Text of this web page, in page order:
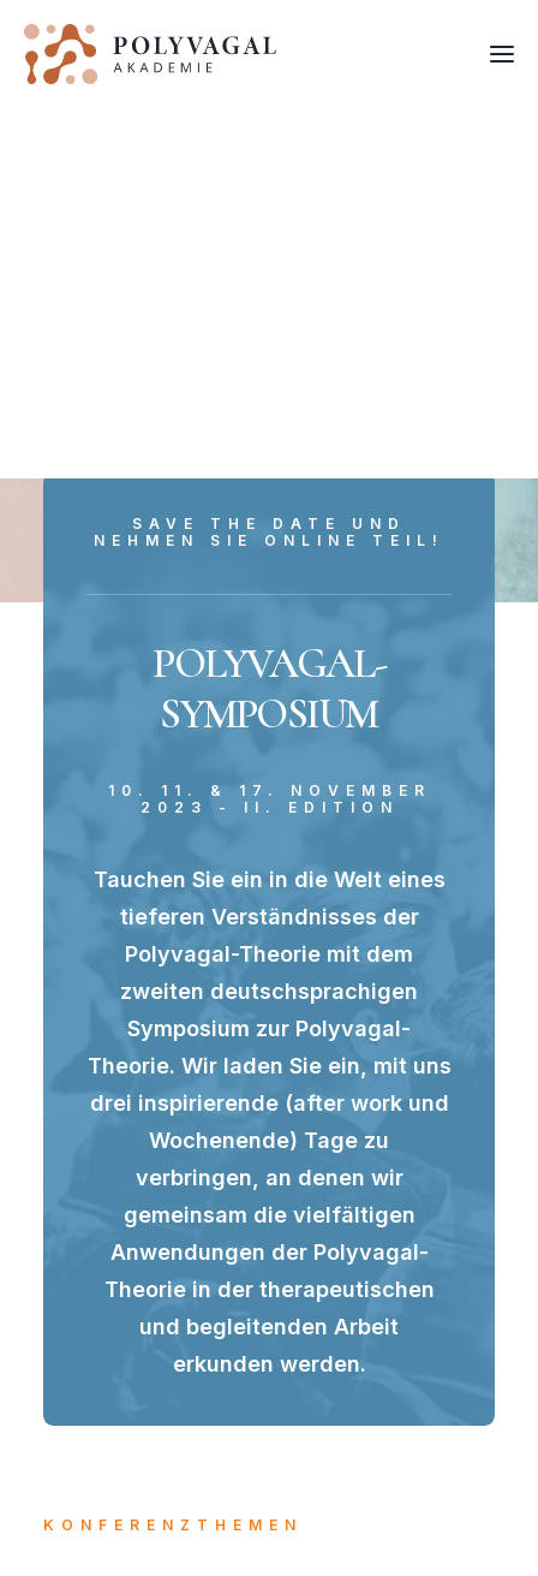
SAVE THE DATE UND
NEHMEN SIE ONLINE TEIL!
POLYVAGAL-
SYMPOSIUM
10. 11. & 17. NOVEMBER
2023 - II. EDITION
Tauchen Sie ein in die Welt eines
tieferen Verständnisses der
Polyvagal-Theorie mit dem
zweiten deutschsprachigen
Symposium zur Polyvagal-
Theorie. Wir laden Sie ein, mit uns
drei inspirierende (after work und
Wochenende) Tage zu
verbringen, an denen wir
gemeinsam die vielfältigen
Anwendungen der Polyvagal-
Theorie in der therapeutischen
und begleitenden Arbeit
erkunden werden.
KONFERENZTHEMEN